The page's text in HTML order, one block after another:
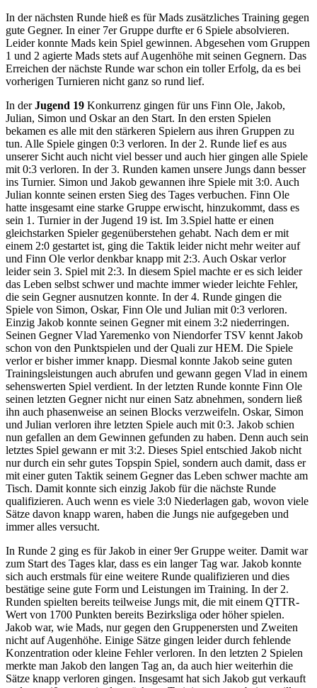
In der nächsten Runde hieß es für Mads zusätzliches Training gegen
gute Gegner. In einer 7er Gruppe durfte er 6 Spiele absolvieren.
Leider konnte Mads kein Spiel gewinnen. Abgesehen vom Gruppen
1 und 2 agierte Mads stets auf Augenhöhe mit seinen Gegnern. Das
Erreichen der nächste Runde war schon ein toller Erfolg, da es bei
vorherigen Turnieren nicht ganz so rund lief.
In derJugend 19 Konkurrenz gingen für uns Finn Ole, Jakob,
Julian, Simon und Oskar an den Start. In den ersten Spielen
bekamen es alle mit den stärkeren Spielern aus ihren Gruppen zu
tun. Alle Spiele gingen 0:3 verloren. In der 2. Runde lief es aus
unserer Sicht auch nicht viel besser und auch hier gingen alle Spiele
mit 0:3 verloren. In der 3. Runden kamen unsere Jungs dann besser
ins Turnier. Simon und Jakob gewannen ihre Spiele mit 3:0. Auch
Julian konnte seinen ersten Sieg des Tages verbuchen. Finn Ole
hatte insgesamt eine starke Gruppe erwischt, hinzukommt, dass es
sein 1. Turnier in der Jugend 19 ist. Im 3.Spiel hatte er einen
gleichstarken Spieler gegenüberstehen gehabt. Nach dem er mit
einem 2:0 gestartet ist, ging die Taktik leider nicht mehr weiter auf
und Finn Ole verlor denkbar knapp mit 2:3. Auch Oskar verlor
leider sein 3. Spiel mit 2:3. In diesem Spiel machte er es sich leider
das Leben selbst schwer und machte immer wieder leichte Fehler,
die sein Gegner ausnutzen konnte. In der 4. Runde gingen die
Spiele von Simon, Oskar, Finn Ole und Julian mit 0:3 verloren.
Einzig Jakob konnte seinen Gegner mit einem 3:2 niederringen.
Seinen Gegner Vlad Yaremenko von Niendorfer TSV kennt Jakob
schon von den Punktspielen und der Quali zur HEM. Die Spiele
verlor er bisher immer knapp. Diesmal konnte Jakob seine guten
Trainingsleistungen auch abrufen und gewann gegen Vlad in einem
sehenswerten Spiel verdient. In der letzten Runde konnte Finn Ole
seinen letzten Gegner nicht nur einen Satz abnehmen, sondern ließ
ihn auch phasenweise an seinen Blocks verzweifeln. Oskar, Simon
und Julian verloren ihre letzten Spiele auch mit 0:3. Jakob schien
nun gefallen an dem Gewinnen gefunden zu haben. Denn auch sein
letztes Spiel gewann er mit 3:2. Dieses Spiel entschied Jakob nicht
nur durch ein sehr gutes Topspin Spiel, sondern auch damit, dass er
mit einer guten Taktik seinem Gegner das Leben schwer machte am
Tisch. Damit konnte sich einzig Jakob für die nächste Runde
qualifizieren. Auch wenn es viele 3:0 Niederlagen gab, wovon viele
Sätze davon knapp waren, haben die Jungs nie aufgegeben und
immer alles versucht.
In Runde 2 ging es für Jakob in einer 9er Gruppe weiter. Damit war
zum Start des Tages klar, dass es ein langer Tag war. Jakob konnte
sich auch erstmals für eine weitere Runde qualifizieren und dies
bestätige seine gute Form und Leistungen im Training. In der 2.
Runden spielten bereits teilweise Jungs mit, die mit einem QTTR-
Wert von 1700 Punkten bereits Bezirksliga oder höher spielen.
Jakob war, wie Mads, nur gegen den Gruppenersten und Zweiten
nicht auf Augenhöhe. Einige Sätze gingen leider durch fehlende
Konzentration oder kleine Fehler verloren. In den letzten 2 Spielen
merkte man Jakob den langen Tag an, da auch hier weiterhin die
Sätze knapp verloren gingen. Insgesamt hat sich Jakob gut verkauft